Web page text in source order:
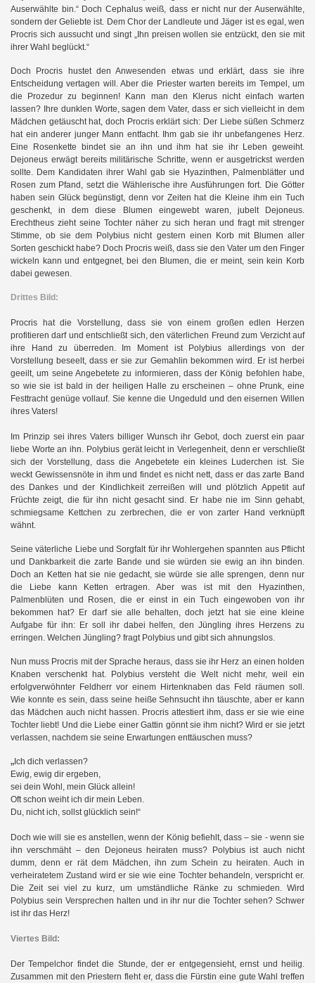
Auserwählte bin.“ Doch Cephalus weiß, dass er nicht nur der Auserwählte,
sondern der Geliebte ist. Dem Chor der Landleute und Jäger ist es egal, wen
Procris sich aussucht und singt „Ihn preisen wollen sie entzückt, den sie mit
ihrer Wahl beglückt.“
Doch Procris hustet den Anwesenden etwas und erklärt, dass sie ihre
Entscheidung vertagen will. Aber die Priester warten bereits im Tempel, um
die Prozedur zu beginnen! Kann man den Klerus nicht einfach warten
lassen? Ihre dunklen Worte, sagen dem Vater, dass er sich vielleicht in dem
Mädchen getäuscht hat, doch Procris erklärt sich: Der Liebe süßen Schmerz
hat ein anderer junger Mann entfacht. Ihm gab sie ihr unbefangenes Herz.
Eine Rosenkette bindet sie an ihn und ihm hat sie ihr Leben geweiht.
Dejoneus erwägt bereits militärische Schritte, wenn er ausgetrickst werden
sollte. Dem Kandidaten ihrer Wahl gab sie Hyazinthen, Palmenblätter und
Rosen zum Pfand, setzt die Wählerische ihre Ausführungen fort. Die Götter
haben sein Glück begünstigt, denn vor Zeiten hat die Kleine ihm ein Tuch
geschenkt, in dem diese Blumen eingewebt waren, jubelt Dejoneus.
Erechtheus zieht seine Tochter näher zu sich heran und fragt mit strenger
Stimme, ob sie dem Polybius nicht gestern einen Korb mit Blumen aller
Sorten geschickt habe? Doch Procris weiß, dass sie den Vater um den Finger
wickeln kann und entgegnet, bei den Blumen, die er meint, sein kein Korb
dabei gewesen.
Drittes Bild:
Procris hat die Vorstellung, dass sie von einem großen edlen Herzen
profitieren darf und entschließt sich, den väterlichen Freund zum Verzicht auf
ihre Hand zu überreden. Im Moment ist Polybius allerdings von der
Vorstellung beseelt, dass er sie zur Gemahlin bekommen wird. Er ist herbei
geeilt, um seine Angebetete zu informieren, dass der König befohlen habe,
so wie sie ist bald in der heiligen Halle zu erscheinen – ohne Prunk, eine
Festtracht genüge vollauf. Sie kenne die Ungeduld und den eisernen Willen
ihres Vaters!
Im Prinzip sei ihres Vaters billiger Wunsch ihr Gebot, doch zuerst ein paar
liebe Worte an ihn. Polybius gerät leicht in Verlegenheit, denn er verschließt
sich der Vorstellung, dass die Angebetete ein kleines Luderchen ist. Sie
weckt Gewissensnöte in ihm und findet es nicht nett, dass er das zarte Band
des Dankes und der Kindlichkeit zerreißen will und plötzlich Appetit auf
Früchte zeigt, die für ihn nicht gesacht sind. Er habe nie im Sinn gehabt,
schmiegsame Kettchen zu zerbrechen, die er von zarter Hand verknüpft
wähnt.
Seine väterliche Liebe und Sorgfalt für ihr Wohlergehen spannten aus Pflicht
und Dankbarkeit die zarte Bande und sie würden sie ewig an ihn binden.
Doch an Ketten hat sie nie gedacht, sie würde sie alle sprengen, denn nur
die Liebe kann Ketten ertragen. Aber was ist mit den Hyazinthen,
Palmenblüten und Rosen, die er einst in ein Tuch eingewoben von ihr
bekommen hat? Er darf sie alle behalten, doch jetzt hat sie eine kleine
Aufgabe für ihn: Er soll ihr dabei helfen, den Jüngling ihres Herzens zu
erringen. Welchen Jüngling? fragt Polybius und gibt sich ahnungslos.
Nun muss Procris mit der Sprache heraus, dass sie ihr Herz an einen holden
Knaben verschenkt hat. Polybius versteht die Welt nicht mehr, weil ein
erfolgverwöhnter Feldherr vor einem Hirtenknaben das Feld räumen soll.
Wie konnte es sein, dass seine heiße Sehnsucht ihn täuschte, aber er kann
das Mädchen auch nicht hassen. Procris attestiert ihm, dass er sie wie eine
Tochter liebt! Und die Liebe einer Gattin gönnt sie ihm nicht? Wird er sie jetzt
verlassen, nachdem sie seine Erwartungen enttäuschen muss?
„Ich dich verlassen?
Ewig, ewig dir ergeben,
sei dein Wohl, mein Glück allein!
Oft schon weiht ich dir mein Leben.
Du, nicht ich, sollst glücklich sein!“
Doch wie will sie es anstellen, wenn der König befiehlt, dass – sie - wenn sie
ihn verschmäht – den Dejoneus heiraten muss? Polybius ist auch nicht
dumm, denn er rät dem Mädchen, ihn zum Schein zu heiraten. Auch in
verheiratetem Zustand wird er sie wie eine Tochter behandeln, verspricht er.
Die Zeit sei viel zu kurz, um umständliche Ränke zu schmieden. Wird
Polybius sein Versprechen halten und in ihr nur die Tochter sehen? Schwer
ist ihr das Herz!
Viertes Bild:
Der Tempelchor findet die Stunde, der er entgegensieht, ernst und heilig.
Zusammen mit den Priestern fleht er, dass die Fürstin eine gute Wahl treffen